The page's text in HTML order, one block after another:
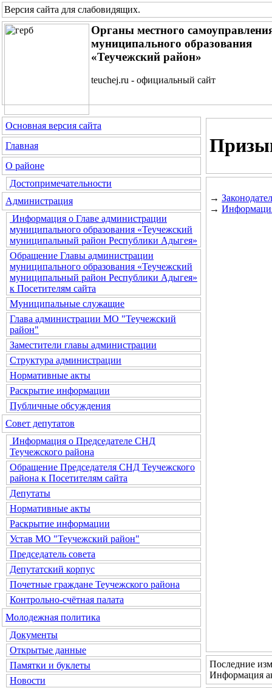
Версия сайта для слабовидящих.
Органы местного
муниципального образования
«Теучежский район»
teuchej.ru - официальный сайт
Основная версия сайта
Главная
О районе
Достопримечательности
Администрация
Информация о Главе администрации
муниципального образования «Теучежский
муниципальный район Республики Адыгея»
Обращение Главы администрации
муниципального образования «Теучежский
муниципальный район Республики Адыгея»
к Посетителям сайта
Муниципальные служащие
Глава администрации МО "Теучежский
район"
Заместители главы администрации
Структура администрации
Нормативные акты
Раскрытие информации
Публичные обсуждения
Совет депутатов
Информация о Председателе СНД
Теучежского района
Обращение Председателя СНД Теучежского
района к Посетителям сайта
Депутаты
Нормативные акты
Раскрытие информации
Устав МО "Теучежский район"
Председатель совета
Депутатский корпус
Почетные граждане Теучежского района
Контрольно-счётная палата
Молодежная политика
Документы
Открытые данные
Памятки и буклеты
Новости
→
→
Последние
Информация